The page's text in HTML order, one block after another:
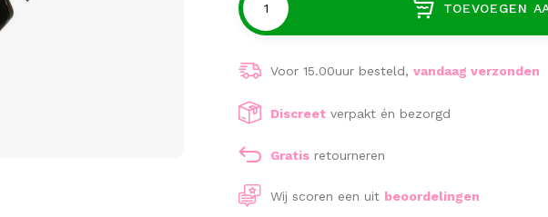
TOEVOEGEN
Voor 15.00uur besteld, vandaag verzonden
Discreet verpakt én bezorgd
Gratis retourneren
Wij scoren een uit beoordelingen